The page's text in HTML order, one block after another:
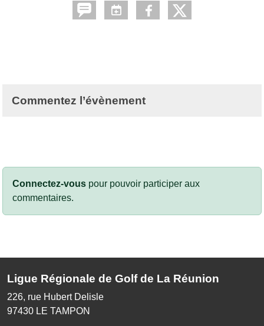
Commentez l’évènement
Connectez-vous pour pouvoir participer aux
commentaires.
Ligue Régionale de Golf de La Réunion
226, rue Hubert Delisle
97430 LE TAMPON